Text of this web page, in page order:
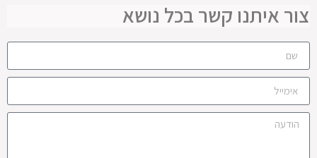
צור איתנו קשר בכל נושא